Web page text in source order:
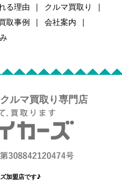
る理由
クルマ買取り
取事例
会社案内
ルマ買取り専門店
加盟店です♪